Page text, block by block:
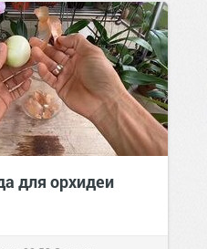
для орхидеи